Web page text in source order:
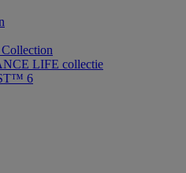
LIFE collectie
6